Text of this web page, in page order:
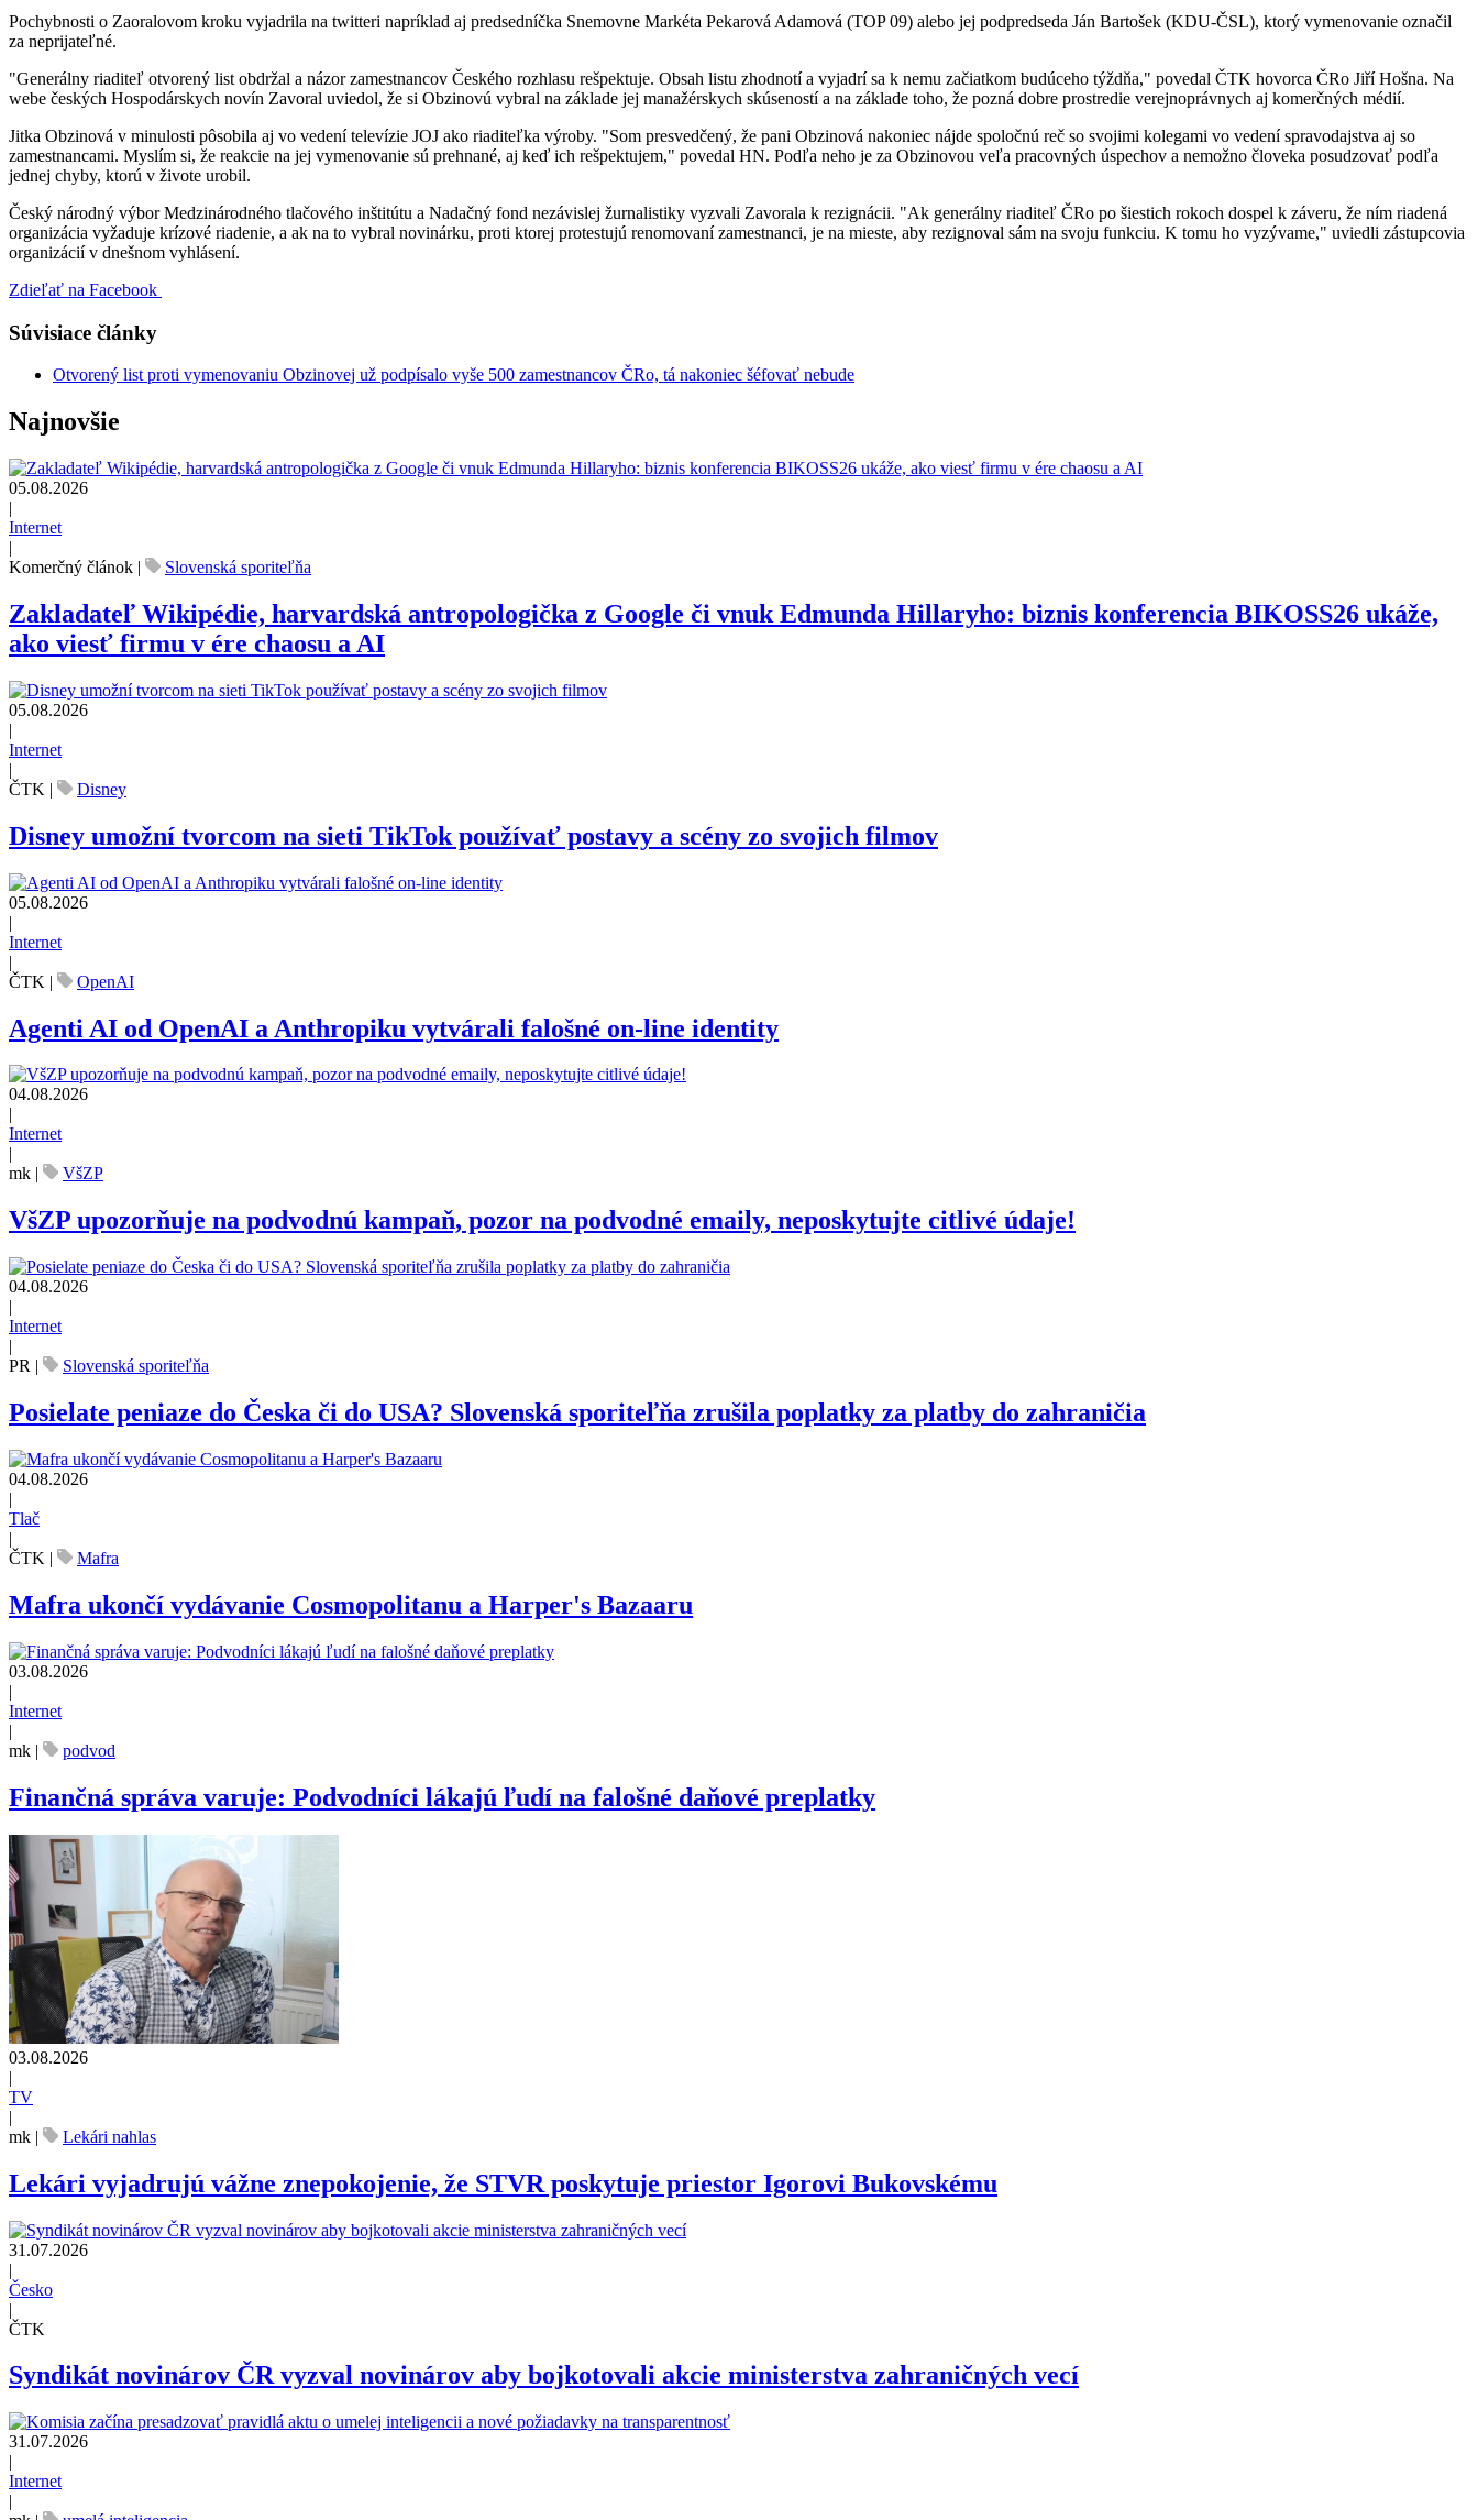
Pochybnosti o Zaoralovom kroku vyjadrila na twitteri napríklad aj predsedníčka Snemovne Markéta Pekarová Adamová (TOP 09) alebo jej podpredseda Ján Bartošek (KDU-ČSL), ktorý vymenovanie označil
za neprijateľné.
"Generálny riaditeľ otvorený list obdržal a názor zamestnancov Českého rozhlasu rešpektuje. Obsah listu zhodnotí a vyjadrí sa k nemu začiatkom budúceho týždňa," povedal ČTK hovorca ČRo Jiří Hošna. Na
webe českých Hospodárskych novín Zavoral uviedol, že si Obzinovú vybral na základe jej manažérskych skúseností a na základe toho, že pozná dobre prostredie verejnoprávnych aj komerčných médií.
Jitka Obzinová v minulosti pôsobila aj vo vedení televízie JOJ ako riaditeľka výroby. "Som presvedčený, že pani Obzinová nakoniec nájde spoločnú reč so svojimi kolegami vo vedení spravodajstva aj so
zamestnancami. Myslím si, že reakcie na jej vymenovanie sú prehnané, aj keď ich rešpektujem," povedal HN. Podľa neho je za Obzinovou veľa pracovných úspechov a nemožno človeka posudzovať podľa
jednej chyby, ktorú v živote urobil.
Český národný výbor Medzinárodného tlačového inštitútu a Nadačný fond nezávislej žurnalistiky vyzvali Zavorala k rezignácii. "Ak generálny riaditeľ ČRo po šiestich rokoch dospel k záveru, že ním riadená
organizácia vyžaduje krízové ​​riadenie, a ak na to vybral novinárku, proti ktorej protestujú renomovaní zamestnanci, je na mieste, aby rezignoval sám na svoju funkciu. K tomu ho vyzývame," uviedli zástupcovia
organizácií v dnešnom vyhlásení.
Zdieľať na Facebook
Súvisiace články
Otvorený list proti vymenovaniu Obzinovej už podpísalo vyše 500 zamestnancov ČRo, tá nakoniec šéfovať nebude
Najnovšie
05.08.2026
|
Internet
|
Komerčný článok | Slovenská sporiteľňa
Zakladateľ Wikipédie, harvardská antropologička z Google či vnuk Edmunda Hillaryho: biznis konferencia BIKOSS26 ukáže,
ako viesť firmu v ére chaosu a AI
05.08.2026
|
Internet
|
ČTK | Disney
Disney umožní tvorcom na sieti TikTok používať postavy a scény zo svojich filmov
05.08.2026
|
Internet
|
ČTK | OpenAI
Agenti AI od OpenAI a Anthropiku vytvárali falošné on-line identity
04.08.2026
Internet
mk
VšZP
VšZP upozorňuje na podvodnú kampaň, pozor na podvodné emaily, neposkytujte citlivé údaje!
04.08.2026
|
Internet
|
PR | Slovenská sporiteľňa
Posielate peniaze do Česka či do USA? Slovenská sporiteľňa zrušila poplatky za platby do zahraničia
04.08.2026
|
Tlač
|
ČTK | Mafra
Mafra ukončí vydávanie Cosmopolitanu a Harper's Bazaaru
03.08.2026
|
Internet
|
mk | podvod
Finančná správa varuje: Podvodníci lákajú ľudí na falošné daňové preplatky
03.08.2026
|
TV
|
mk | Lekári nahlas
Lekári vyjadrujú vážne znepokojenie, že STVR poskytuje priestor Igorovi Bukovskému
31.07.2026
|
Česko
|
ČTK
Syndikát novinárov ČR vyzval novinárov aby bojkotovali akcie ministerstva zahraničných vecí
31.07.2026
|
Internet
|